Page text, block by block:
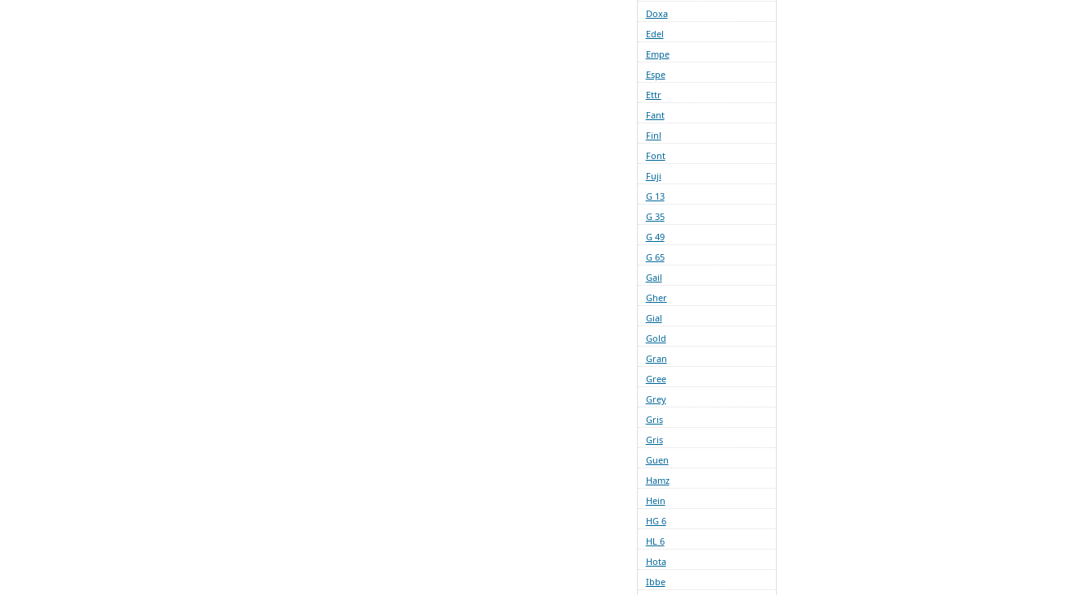
Doxa
Edel
Empe
Espe
Ettr
Fant
Finl
Font
Fuji
G 13
G 35
G 49
G 65
Gail
Gher
Gial
Gold
Gran
Gree
Grey
Gris
Gris
Guen
Hamz
Hein
HG 6
HL 6
Hota
Ibbe